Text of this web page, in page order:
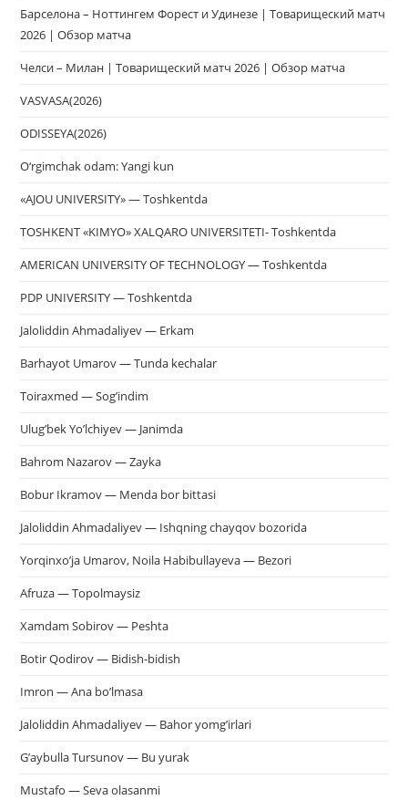
Барселона – Ноттингем Форест и Удинезе | Товарищеский матч
2026 | Обзор матча
Челси – Милан | Товарищеский матч 2026 | Обзор матча
VASVASA(2026)
ODISSEYA(2026)
O‘rgimchak odam: Yangi kun
«AJOU UNIVERSITY» — Toshkentda
TOSHKENT «KIMYO» XALQARO UNIVERSITETI- Toshkentda
AMERICAN UNIVERSITY OF TECHNOLOGY — Toshkentda
PDP UNIVERSITY — Toshkentda
Jaloliddin Ahmadaliyev — Erkam
Barhayot Umarov — Tunda kechalar
Toiraxmed — Sog’indim
Ulug’bek Yo’lchiyev — Janimda
Bahrom Nazarov — Zayka
Bobur Ikramov — Menda bor bittasi
Jaloliddin Ahmadaliyev — Ishqning chayqov bozorida
Yorqinxo’ja Umarov, Noila Habibullayeva — Bezori
Afruza — Topolmaysiz
Xamdam Sobirov — Peshta
Botir Qodirov — Bidish-bidish
Imron — Ana bo’lmasa
Jaloliddin Ahmadaliyev — Bahor yomg’irlari
G’aybulla Tursunov — Bu yurak
Mustafo — Seva olasanmi